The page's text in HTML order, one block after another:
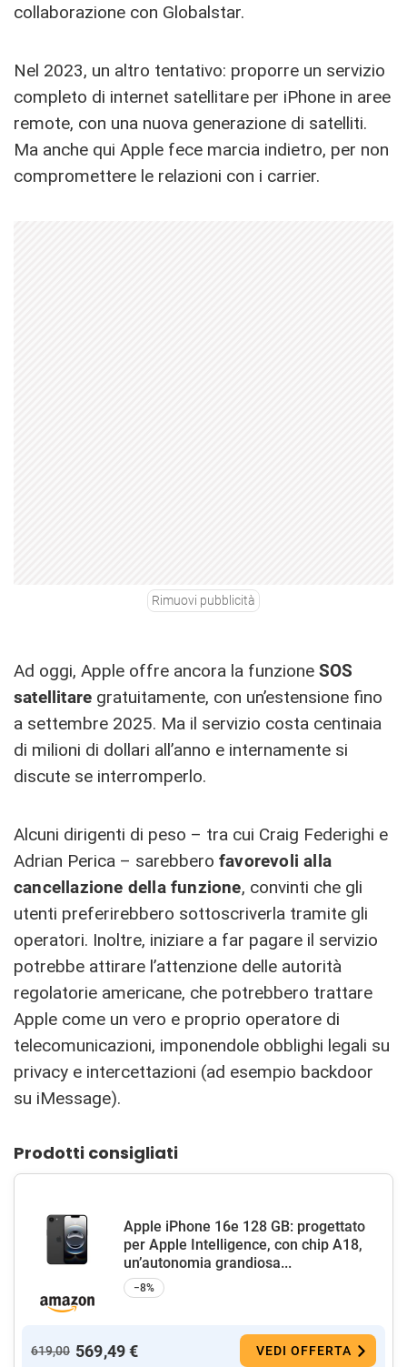
collaborazione con Globalstar.
Nel 2023, un altro tentativo: proporre un servizio
completo di internet satellitare per iPhone in aree
remote, con una nuova generazione di satelliti.
Ma anche qui Apple fece marcia indietro, per non
compromettere le relazioni con i carrier.
Rimuovi pubblicità
Ad oggi, Apple offre ancora la funzione SOS
satellitare gratuitamente, con un’estensione fino
a settembre 2025. Ma il servizio costa centinaia
di milioni di dollari all’anno e internamente si
discute se interromperlo.
Alcuni dirigenti di peso – tra cui Craig Federighi e
Adrian Perica – sarebbero favorevoli alla
cancellazione della funzione, convinti che gli
utenti preferirebbero sottoscriverla tramite gli
operatori. Inoltre, iniziare a far pagare il servizio
potrebbe attirare l’attenzione delle autorità
regolatorie americane, che potrebbero trattare
Apple come un vero e proprio operatore di
telecomunicazioni, imponendole obblighi legali su
privacy e intercettazioni (ad esempio backdoor
su iMessage).
Prodotti consigliati
Apple iPhone 16e 128 GB: progettato
per Apple Intelligence, con chip A18,
un’autonomia grandiosa...
−8%
619,00 569,49 € VEDI OFFERTA